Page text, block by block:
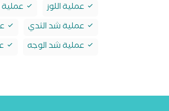
عملية اللوز
عملية
عملية شد الثدي
عملية شد الوجه